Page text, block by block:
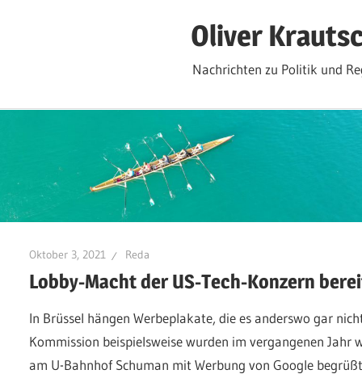
Oliver
Nachrichten zu Politik und
Oktober 3, 2021 Reda
Lobby-Macht der US-Tech-Konzern
In Brüssel hängen Werbeplakate, die es anderswo gar
Kommission beispielsweise wurden im vergangenen Jahr
am U-Bahnhof Schuman mit Werbung von Google